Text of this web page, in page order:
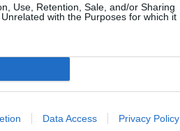
Use, Retention, Sale, and/or Sharing
with the Purposes for which it
Data Access Privacy Policy